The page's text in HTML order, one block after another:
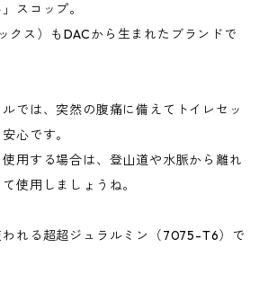
スコップ。
クス）もDACから生まれたブランドで
では、突然の腹痛に備えてトイレセッ
心です。
用する場合は、登山道や水脈から離れ
使用しましょうね。
れる超超ジュラルミン（7075-T6）で